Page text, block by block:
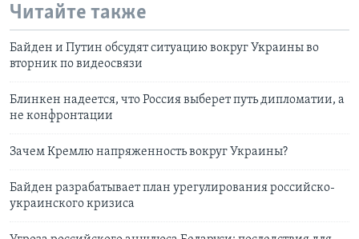
Читайте также
Байден и Путин обсудят ситуацию вокруг Украины во
вторник по видеосвязи
Блинкен надеется, что Россия выберет путь дипломатии, а
не конфронтации
Зачем Кремлю напряженность вокруг Украины?
Байден разрабатывает план урегулирования российско-
украинского кризиса